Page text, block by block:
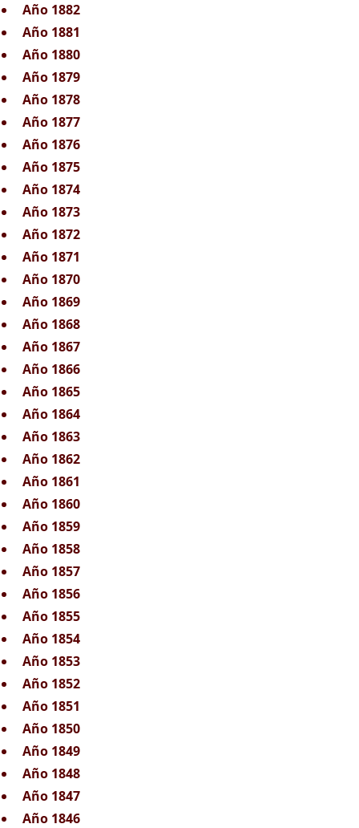
Año 1882
Año 1881
Año 1880
Año 1879
Año 1878
Año 1877
Año 1876
Año 1875
Año 1874
Año 1873
Año 1872
Año 1871
Año 1870
Año 1869
Año 1868
Año 1867
Año 1866
Año 1865
Año 1864
Año 1863
Año 1862
Año 1861
Año 1860
Año 1859
Año 1858
Año 1857
Año 1856
Año 1855
Año 1854
Año 1853
Año 1852
Año 1851
Año 1850
Año 1849
Año 1848
Año 1847
Año 1846